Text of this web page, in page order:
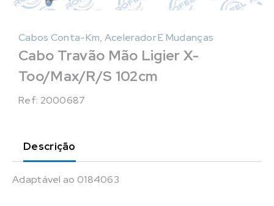
Cabos Conta-Km, Acelerador E Mudanças
Cabo Travão Mão Ligier X-
Too/Max/R/S 102cm
Ref: 2000687
Descrição
Adaptável ao 0184063